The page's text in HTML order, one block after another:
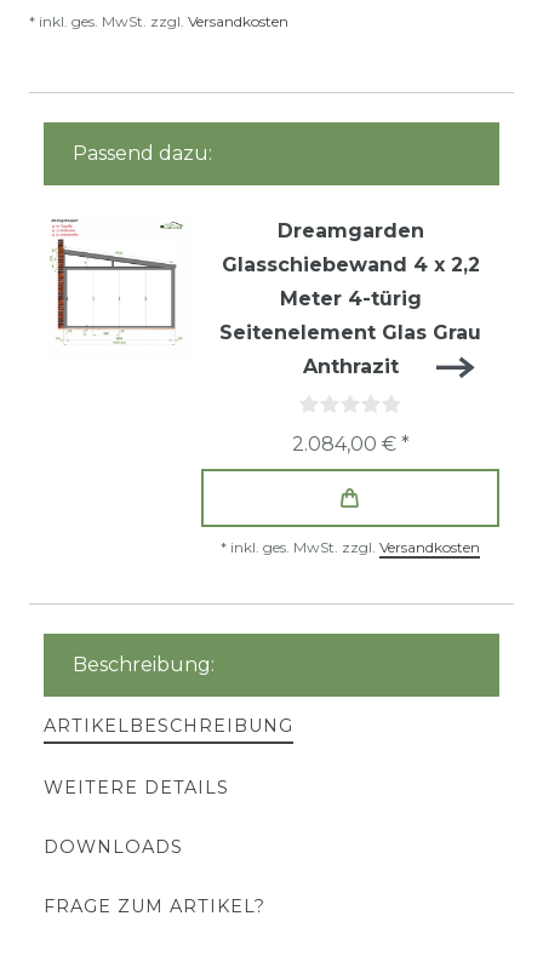
* inkl. ges. MwSt. zzgl. Versandkosten
Passend dazu:
Dreamgarden
Glasschiebewand 4 x 2,2
Meter 4-türig
Seitenelement Glas Grau
Anthrazit
2.084,00 € *
* inkl. ges. MwSt. zzgl. Versandkosten
Beschreibung:
ARTIKELBESCHREIBUNG
WEITERE DETAILS
DOWNLOADS
FRAGE ZUM ARTIKEL?